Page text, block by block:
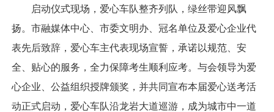
启动仪式现场，爱心车队整齐列队，绿丝带迎风飘
扬。市融媒体中心、市委文明办、冠名单位及爱心企业代
表先后致辞，爱心车主代表现场宣誓，承诺以规范、安
全、贴心的服务，全力保障考生顺利应考。与会领导为爱
心企业、公益组织授牌颁奖，并共同宣布本届爱心送考活
动正式启动，爱心车队沿龙岩大道巡游，成为城市中一道